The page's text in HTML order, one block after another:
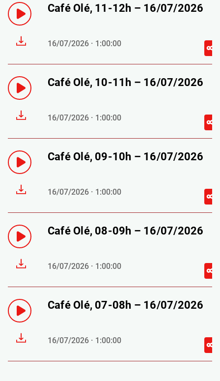
Café Olé, 11-12h – 16/07/2026
16/07/2026 · 1:00:00
Café Olé, 10-11h – 16/07/2026
16/07/2026 · 1:00:00
Café Olé, 09-10h – 16/07/2026
16/07/2026 · 1:00:00
Café Olé, 08-09h – 16/07/2026
16/07/2026 · 1:00:00
Café Olé, 07-08h – 16/07/2026
16/07/2026 · 1:00:00